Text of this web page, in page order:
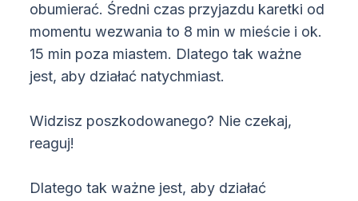
obumierać. Średni czas przyjazdu karetki od
momentu wezwania to 8 min w mieście i ok.
15 min poza miastem. Dlatego tak ważne
jest, aby działać natychmiast.
Widzisz poszkodowanego? Nie czekaj,
reaguj!
Dlatego tak ważne jest, aby działać